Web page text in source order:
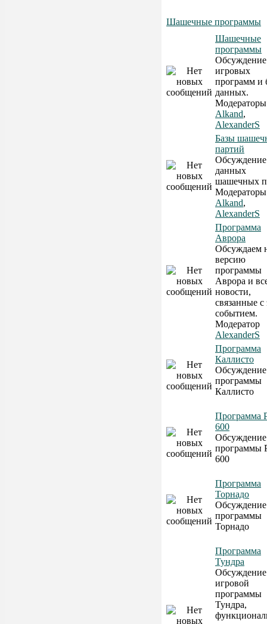
Шашечные программы
Шашечные
программы
Обсуждение
игровых
программ и
данных.
Модераторы
Alkand,
AlexanderS
Базы
партий
Обсуждение
данных
шашечных
Модераторы
Alkand,
AlexanderS
Программа
Аврора
Обсуждаем
версию
программы
Аврора и
новости,
связанные с
событием.
Модератор
AlexanderS
Программа
Каллисто
Обсуждение
программы
Каллисто
Программа
600
Обсуждение
программы
600
Программа
Торнадо
Обсуждение
программы
Торнадо
Программа
Тундра
Обсуждение
игровой
программы
Тундра,